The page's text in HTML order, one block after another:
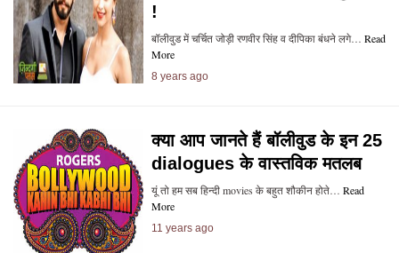
!
बॉलीवुड में चर्चित जोड़ी रणवीर सिंह व दीपिका बंधने लगे… Read
More
8 years ago
क्या आप जानते हैं बॉलीवुड के इन 25
dialogues के वास्तविक मतलब
यूं तो हम सब हिन्दी movies के बहुत शौकीन होते… Read
More
11 years ago